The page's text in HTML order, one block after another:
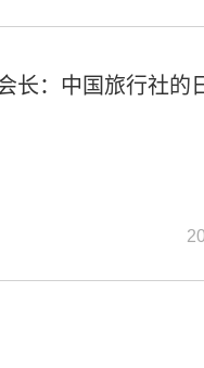
长：中国旅行社的